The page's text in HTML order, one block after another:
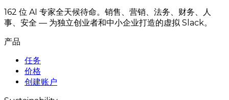
162 位 AI 专家全天候待命。销售、营销、法务、财务、人
事、安全 — 为独立创业者和中小企业打造的虚拟 Slack。
产品
任务
价格
创建账户